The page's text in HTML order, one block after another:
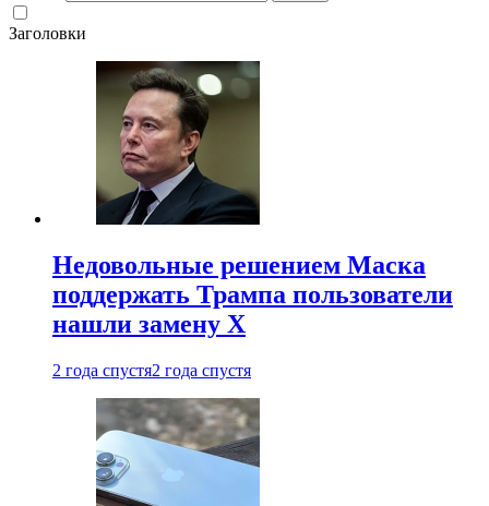
Заголовки
Недовольные решением Маска
поддержать Трампа пользователи
нашли замену X
2 года спустя2 года спустя